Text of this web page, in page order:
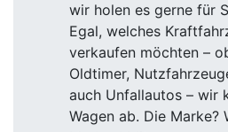
wir holen es gerne für
Egal, welches
verkaufen möchten –
Oldtimer,
auch Unfallautos – wir
Wagen ab. Die Marke?